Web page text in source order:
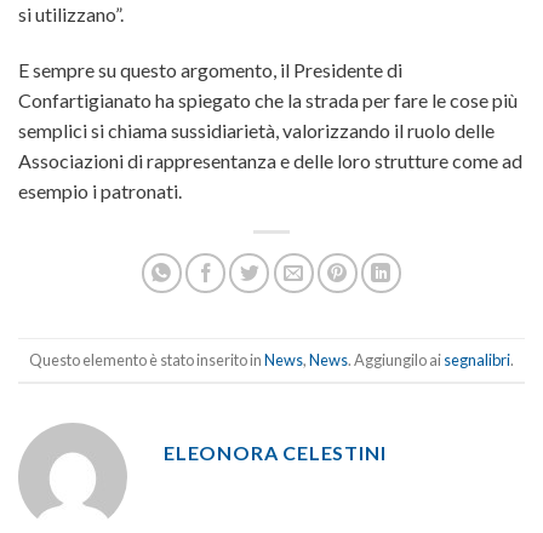
si utilizzano”.
E sempre su questo argomento, il Presidente di
Confartigianato ha spiegato che la strada per fare le cose più
semplici si chiama sussidiarietà, valorizzando il ruolo delle
Associazioni di rappresentanza e delle loro strutture come ad
esempio i patronati.
Questo elemento è stato inserito inNews,News. Aggiungilo aisegnalibri.
ELEONORA CELESTINI